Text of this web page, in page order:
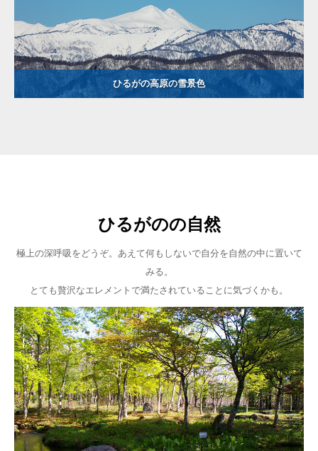
ひるがの高原の雪景色
ひるがのの自然
極上の深呼吸をどうぞ。あえて何もしないで自分を自然の中に置いて
みる。
とても贅沢なエレメントで満たされていることに気づくかも。